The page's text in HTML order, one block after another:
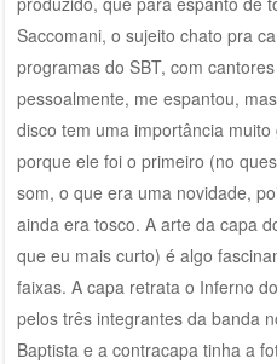
Saccomani, o sujeito chato pra
programas do SBT, com
pessoalmente, me espantou,
disco tem uma importância
porque ele foi o primeiro (no
som, o que era uma novidade,
ainda era tosco. A arte da capa
que eu mais curto) é algo
faixas. A capa retrata o Inferno
pelos três integrantes da banda
Baptista e a contracapa tinha a